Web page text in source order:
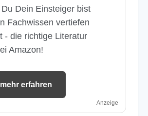
Dein Einsteiger bist
Fachwissen vertiefen
- die richtige Literatur
Amazon!
erfahren
Anzeige